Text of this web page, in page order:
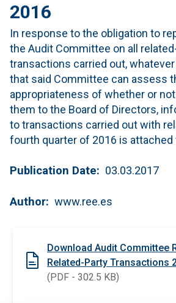
2016
In response to the obligation to
the Audit Committee on all
transactions carried out,
that said Committee can assess
appropriateness of whether or
them to the Board of Directors,
to transactions carried out with
fourth quarter of 2016 is attached
Publication Date 03.03.2017
Author www.ree.es
Download Audit Committee
Related-Party Transactions
(PDF - 302.5 KB)